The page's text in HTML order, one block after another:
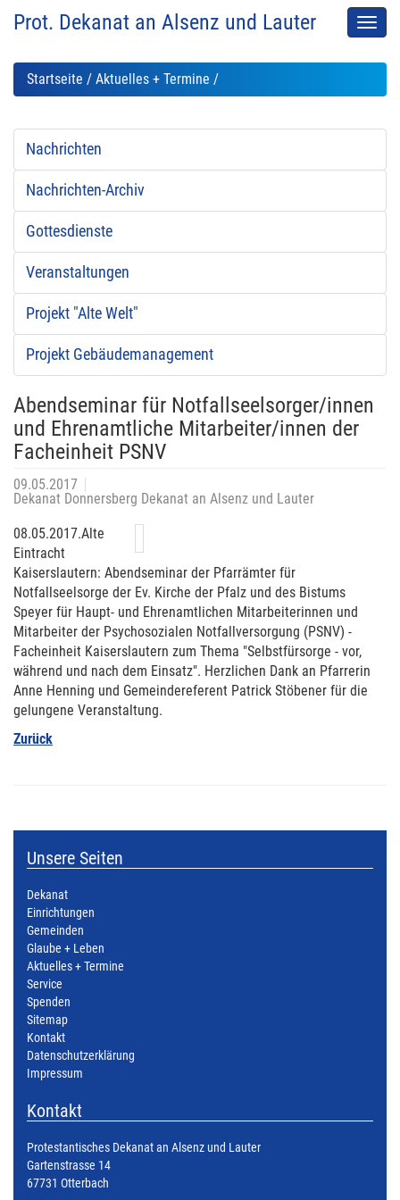
Prot. Dekanat an Alsenz und Lauter
Startseite / Aktuelles + Termine /
Nachrichten
Nachrichten-Archiv
Gottesdienste
Veranstaltungen
Projekt "Alte Welt"
Projekt Gebäudemanagement
Abendseminar für Notfallseelsorger/innen
und Ehrenamtliche Mitarbeiter/innen der
Facheinheit PSNV
09.05.2017
Dekanat Donnersberg Dekanat an Alsenz und Lauter
08.05.2017.Alte
Eintracht
Kaiserslautern: Abendseminar der Pfarrämter für
Notfallseelsorge der Ev. Kirche der Pfalz und des Bistums
Speyer für Haupt- und Ehrenamtlichen Mitarbeiterinnen und
Mitarbeiter der Psychosozialen Notfallversorgung (PSNV) -
Facheinheit Kaiserslautern zum Thema "Selbstfürsorge - vor,
während und nach dem Einsatz". Herzlichen Dank an Pfarrerin
Anne Henning und Gemeindereferent Patrick Stöbener für die
gelungene Veranstaltung.
Zurück
Unsere Seiten
Dekanat
Einrichtungen
Gemeinden
Glaube + Leben
Aktuelles + Termine
Service
Spenden
Sitemap
Kontakt
Datenschutzerklärung
Impressum
Kontakt
Protestantisches Dekanat an Alsenz und Lauter
Gartenstrasse 14
67731 Otterbach